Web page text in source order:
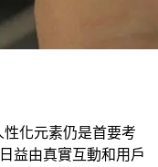
性化元素仍是首要考
益由真實互動和用戶